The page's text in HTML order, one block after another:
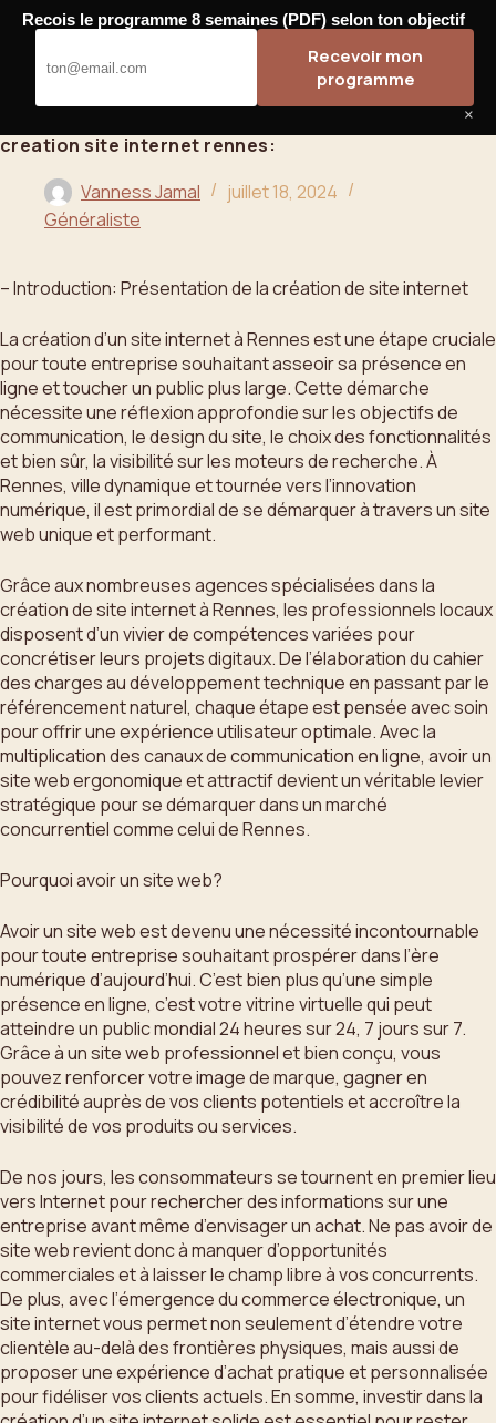
Passer
contenu
Bahoo
creation site internet rennes:
Vanness Jamal
juillet 18, 2024
Généraliste
– Introduction: Présentation de la création de site internet
La création d’un site internet à Rennes est une étape cruciale
pour toute entreprise souhaitant asseoir sa présence en
ligne et toucher un public plus large. Cette démarche
nécessite une réflexion approfondie sur les objectifs de
communication, le design du site, le choix des fonctionnalités
et bien sûr, la visibilité sur les moteurs de recherche. À
Rennes, ville dynamique et tournée vers l’innovation
numérique, il est primordial de se démarquer à travers un site
web unique et performant.
Grâce aux nombreuses agences spécialisées dans la
création de site internet à Rennes, les professionnels locaux
disposent d’un vivier de compétences variées pour
concrétiser leurs projets digitaux. De l’élaboration du cahier
des charges au développement technique en passant par le
référencement naturel, chaque étape est pensée avec soin
pour offrir une expérience utilisateur optimale. Avec la
multiplication des canaux de communication en ligne, avoir un
site web ergonomique et attractif devient un véritable levier
stratégique pour se démarquer dans un marché
concurrentiel comme celui de Rennes.
Pourquoi avoir un site web?
Avoir un site web est devenu une nécessité incontournable
pour toute entreprise souhaitant prospérer dans l’ère
numérique d’aujourd’hui. C’est bien plus qu’une simple
présence en ligne, c’est votre vitrine virtuelle qui peut
atteindre un public mondial 24 heures sur 24, 7 jours sur 7.
Grâce à un site web professionnel et bien conçu, vous
pouvez renforcer votre image de marque, gagner en
crédibilité auprès de vos clients potentiels et accroître la
visibilité de vos produits ou services.
De nos jours, les consommateurs se tournent en premier lieu
vers Internet pour rechercher des informations sur une
entreprise avant même d’envisager un achat. Ne pas avoir de
site web revient donc à manquer d’opportunités
commerciales et à laisser le champ libre à vos concurrents.
De plus, avec l’émergence du commerce électronique, un
site internet vous permet non seulement d’étendre votre
clientèle au-delà des frontières physiques, mais aussi de
proposer une expérience d’achat pratique et personnalisée
pour fidéliser vos clients actuels. En somme, investir dans la
Recois le programme 8 semaines (PDF) selon ton objectif
Recevoir mon
programme
×